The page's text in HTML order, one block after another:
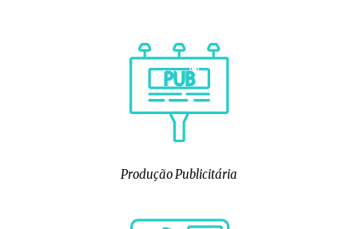
Produção Publicitária